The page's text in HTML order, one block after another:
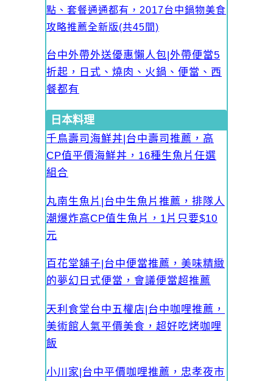
點、套餐通通都有，2017台中鍋物美食
攻略推薦全新版(共45間)
台中外帶外送優惠懶人包|外帶便當5
折起，日式、燒肉、火鍋、便當、西
餐都有
日本料理
千鳥壽司海鮮丼|台中壽司推薦，高
CP值平價海鮮丼，16種生魚片任選
組合
丸南生魚片|台中生魚片推薦，排隊人
潮爆炸高CP值生魚片，1片只要$10
元
百花堂舖子|台中便當推薦，美味精緻
的夢幻日式便當，會議便當超推薦
天利食堂台中五權店|台中咖哩推薦，
美術館人氣平價美食，超好吃烤咖哩
飯
小川家|台中平價咖哩推薦，忠孝夜市